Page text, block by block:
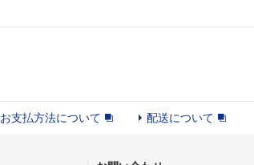
お支払方法について 配送について